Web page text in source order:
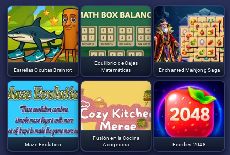
Estrellas Ocultas Brainrot
Equilibrio de Cajas
Matemáticas
Enchanted Mahjong Saga
Maze Evolution
Fusión en la Cocina
Acogedora
Foodies 2048